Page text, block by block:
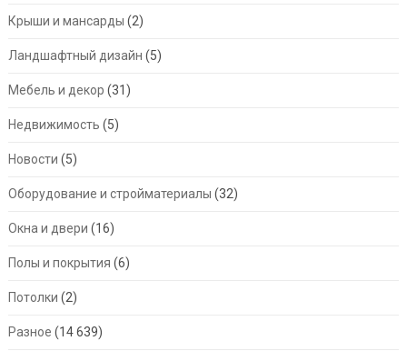
Крыши и мансарды (2)
Ландшафтный дизайн (5)
Мебель и декор (31)
Недвижимость (5)
Новости (5)
Оборудование и стройматериалы (32)
Окна и двери (16)
Полы и покрытия (6)
Потолки (2)
Разное (14 639)